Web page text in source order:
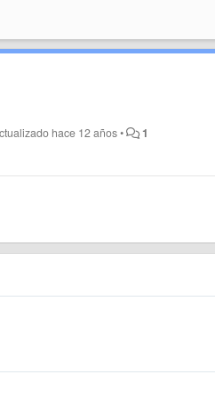
hace 12 años• 1